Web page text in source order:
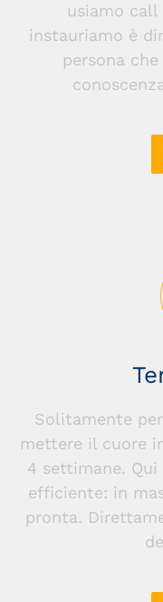
usiamo
instauriamo è
persona
Solitamente
mettere il cuore
4 settimane.
efficiente: in
pronta.